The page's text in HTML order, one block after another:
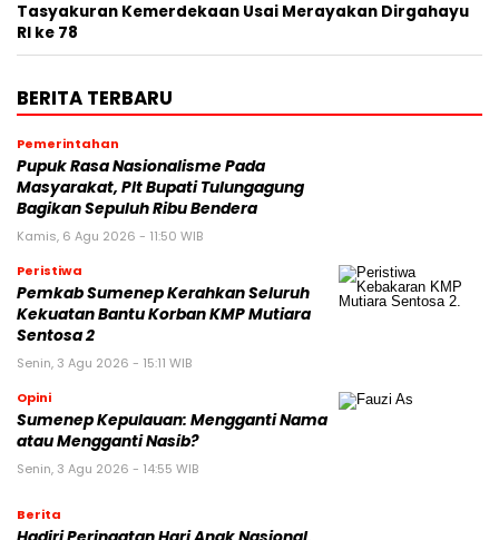
Tasyakuran Kemerdekaan Usai Merayakan Dirgahayu
RI ke 78
BERITA TERBARU
Pemerintahan
Pupuk Rasa Nasionalisme Pada
Masyarakat, Plt Bupati Tulungagung
Bagikan Sepuluh Ribu Bendera
Kamis, 6 Agu 2026 - 11:50 WIB
Peristiwa
Pemkab Sumenep Kerahkan Seluruh
Kekuatan Bantu Korban KMP Mutiara
Sentosa 2
Senin, 3 Agu 2026 - 15:11 WIB
Opini
Sumenep Kepulauan: Mengganti Nama
atau Mengganti Nasib?
Senin, 3 Agu 2026 - 14:55 WIB
Berita